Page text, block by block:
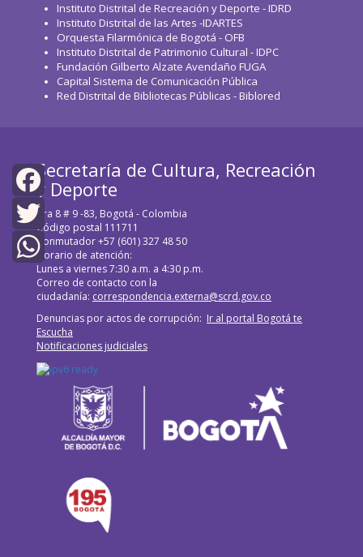
Facebook
Twitter
WhatsApp
Instituto Distrital de Recreación y Deporte - IDRD
Instituto Distrital de las Artes -IDARTES
Orquesta Filarmónica de Bogotá - OFB
Instituto Distrital de Patrimonio Cultural - IDPC
Fundación Gilberto Alzate Avendaño FUGA
Capital Sistema de Comunicación Pública
Red Distrital de Bibliotecas Públicas - Biblored
Secretaría de Cultura, Recreación
y Deporte
Cra 8 # 9 -83, Bogotá - Colombia
Código postal 111711
Conmutador +57 (601) 327 48 50
Horario de atención:
Lunes a viernes 7:30 a.m. a 4:30 p.m.
Correo de contacto con la
ciudadanía: correspondencia.externa@scrd.gov.co
Denuncias por actos de corrupción: Ir al portal Bogotá te
Escucha
Notificaciones judiciales